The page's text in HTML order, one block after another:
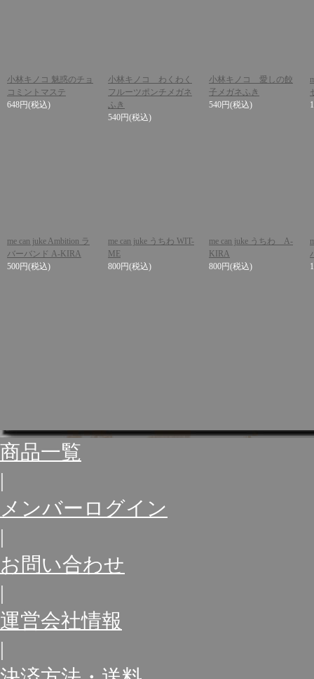
小林キノコ 魅惑のチョ
コミントマステ
648円(税込)
小林キノコ わくわく
フルーツポンチメガネ
ふき
540円(税込)
小林キノコ 愛しの餃
子メガネふき
540円(税込)
me can juke Ambition ラ
バーバンド A-KIRA
500円(税込)
me can juke うちわ WIT-
ME
800円(税込)
me can juke うちわ A-
KIRA
800円(税込)
商品一覧
|
メンバーログイン
|
お問い合わせ
|
運営会社情報
|